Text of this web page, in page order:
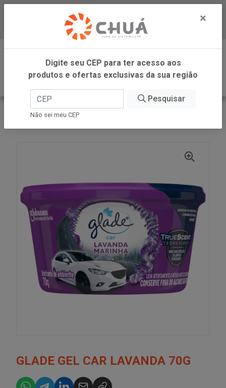
Baixe já nosso APP
0
INÍCIO
SC JOHNSON
GLADE GEL CAR LAVANDA 70G
×
Digite seu CEP para ter acesso aos
produtos e ofertas exclusivas da sua região
Pesquisar
Não sei meu CEP